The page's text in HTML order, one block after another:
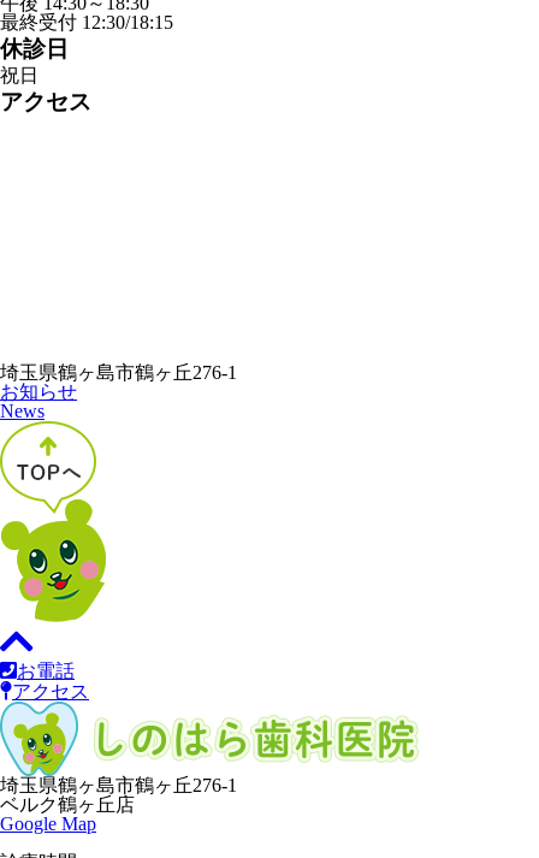
最終受付 12:30/18:15
休診日
祝日
アクセス
埼玉県鶴ヶ島市鶴ヶ丘276-1
お知らせ
News
お電話
アクセス
埼玉県鶴ヶ島市鶴ヶ丘276-1
ベルク鶴ヶ丘店
Google Map